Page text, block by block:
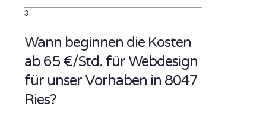
3
Wann beginnen die Kosten
ab 65 €/Std. für Webdesign
für unser Vorhaben in 8047
Ries?